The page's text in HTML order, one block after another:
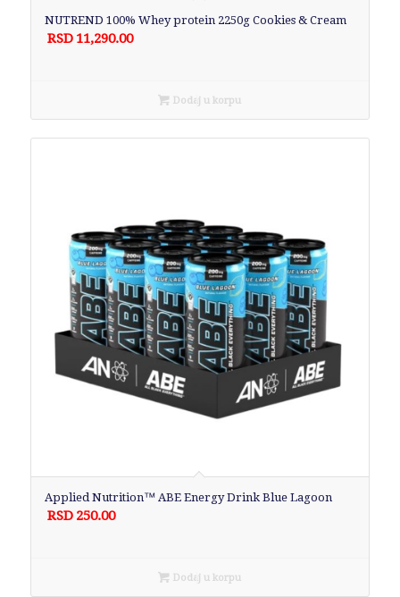
NUTREND 100% Whey protein 2250g Cookies & Cream
RSD 11,290.00
Dodaj u korpu
Applied Nutrition™ ABE Energy Drink Blue Lagoon
RSD 250.00
Dodaj u korpu